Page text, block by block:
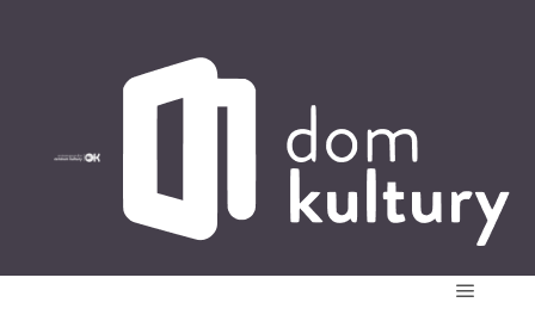
'
0,00
52